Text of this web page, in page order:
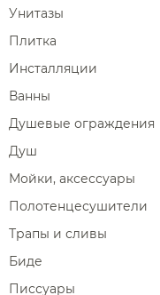
Унитазы
Плитка
Инсталляции
Ванны
Душевые ограждения
Душ
Мойки, аксессуары
Полотенцесушители
Трапы и сливы
Биде
Писсуары